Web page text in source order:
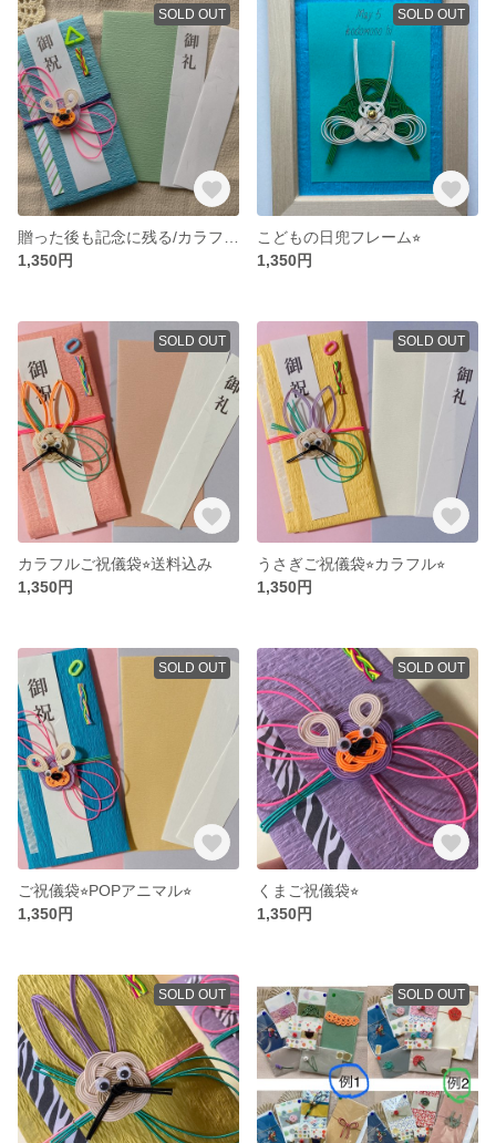
SOLD OUT
1,350円
SOLD OUT
こどもの日兜フレーム⭐︎
1,350円
SOLD OUT
カラフルご祝儀袋⭐︎送料込み
1,350円
SOLD OUT
うさぎご祝儀袋⭐︎カラフル⭐︎
1,350円
SOLD OUT
ご祝儀袋⭐︎POPアニマル⭐︎
1,350円
SOLD OUT
くまご祝儀袋⭐︎
1,350円
SOLD OUT SOLD OUT